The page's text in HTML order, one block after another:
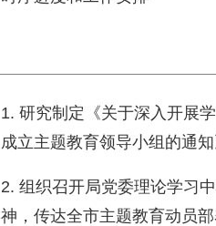
1. 研究制定《关于深入开展
成立主题教育领导小组的通
2. 组织召开局党委理论学习
神，传达全市主题教育动员